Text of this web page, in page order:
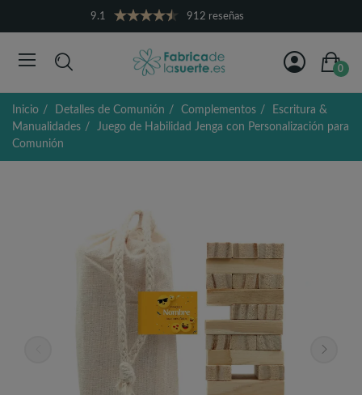
9.1 912 reseñas
0
Inicio Detalles de Comunión Complementos
Escritura &
Manualidades
Juego de Habilidad Jenga con Personalización para
Comunión